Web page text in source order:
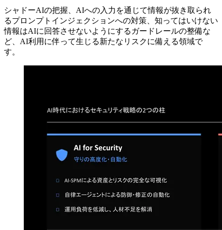
シャドーAIの把握、AIへの入力を通じて情報が抜き取られ
るプロンプトインジェクションへの対策、知ってはいけない
情報はAIに回答させないようにするガードレールの整備な
ど、AI利用に伴って生じる新たなリスクに備える領域で
す。